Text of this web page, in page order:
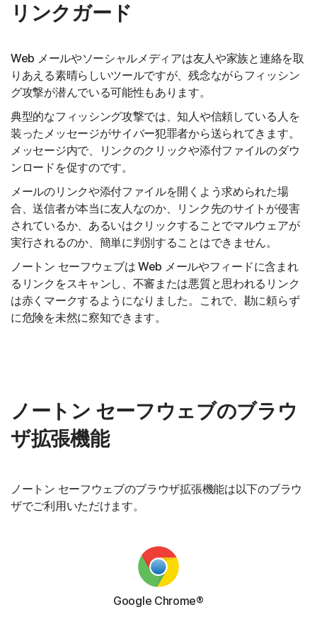
リンクガード
Web メールやソーシャルメディアは友人や家族と連絡を取
りあえる素晴らしいツールですが、残念ながらフィッシン
グ攻撃が潜んでいる可能性もあります。
典型的なフィッシング攻撃では、知人や信頼している人を
装ったメッセージがサイバー犯罪者から送られてきます。
メッセージ内で、リンクのクリックや添付ファイルのダウ
ンロードを促すのです。
メールのリンクや添付ファイルを開くよう求められた場
合、送信者が本当に友人なのか、リンク先のサイトが侵害
されているか、あるいはクリックすることでマルウェアが
実行されるのか、簡単に判別することはできません。
ノートン セーフウェブは Web メールやフィードに含まれ
るリンクをスキャンし、不審または悪質と思われるリンク
は赤くマークするようになりました。これで、勘に頼らず
に危険を未然に察知できます。
ノートン セーフウェブのブラウ
ザ拡張機能
ノートン セーフウェブのブラウザ拡張機能は以下のブラウ
ザでご利用いただけます。
Google Chrome®